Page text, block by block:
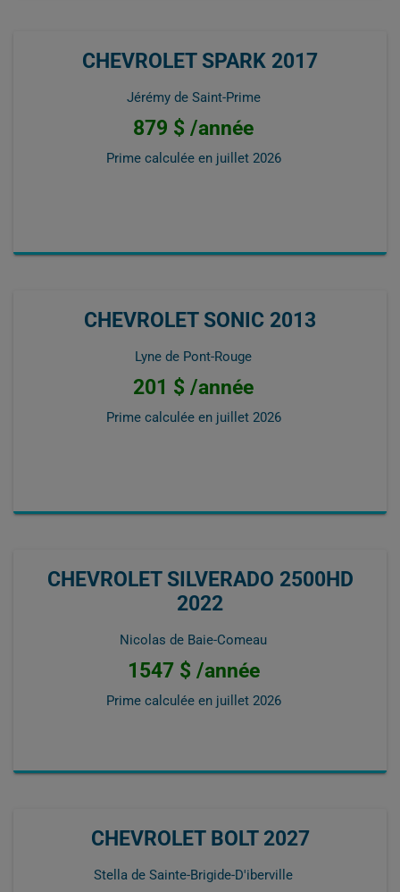
CHEVROLET SPARK 2017
Jérémy de Saint-Prime
879 $ /année
Prime calculée en juillet 2026
CHEVROLET SONIC 2013
Lyne de Pont-Rouge
201 $ /année
Prime calculée en juillet 2026
CHEVROLET SILVERADO 2500HD
2022
Nicolas de Baie-Comeau
1547 $ /année
Prime calculée en juillet 2026
CHEVROLET BOLT 2027
Stella de Sainte-Brigide-D'iberville